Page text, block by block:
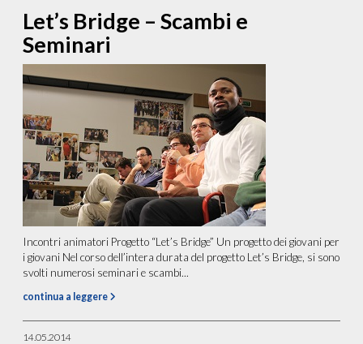
Let’s Bridge – Scambi e
Seminari
Incontri animatori Progetto “Let’s Bridge” Un progetto dei giovani per
i giovani Nel corso dell’intera durata del progetto Let’s Bridge, si sono
svolti numerosi seminari e scambi...
continua a leggere
14.05.2014